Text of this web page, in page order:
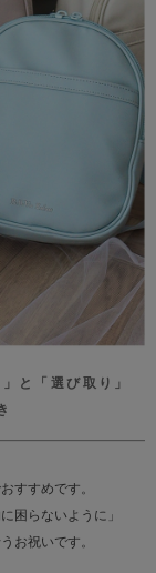
と「選び取り」
すすめです。
困らないように」
お祝いです。